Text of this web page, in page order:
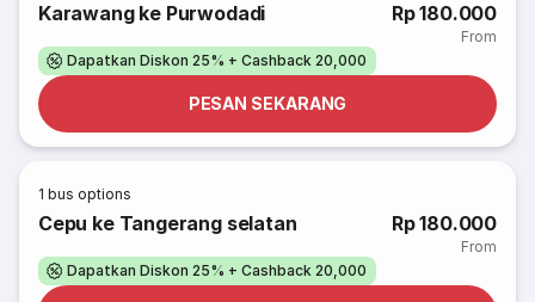
Karawang ke Purwodadi Rp 180.000
From
Dapatkan Diskon 25% + Cashback 20,000
PESAN SEKARANG
1 bus options
Cepu ke Tangerang selatan Rp 180.000
From
Dapatkan Diskon 25% + Cashback 20,000